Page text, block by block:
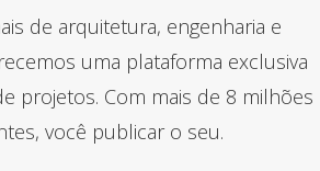
de arquitetura, engenharia e
uma plataforma exclusiva
projetos. Com mais de 8 milhões
você publicar o seu.